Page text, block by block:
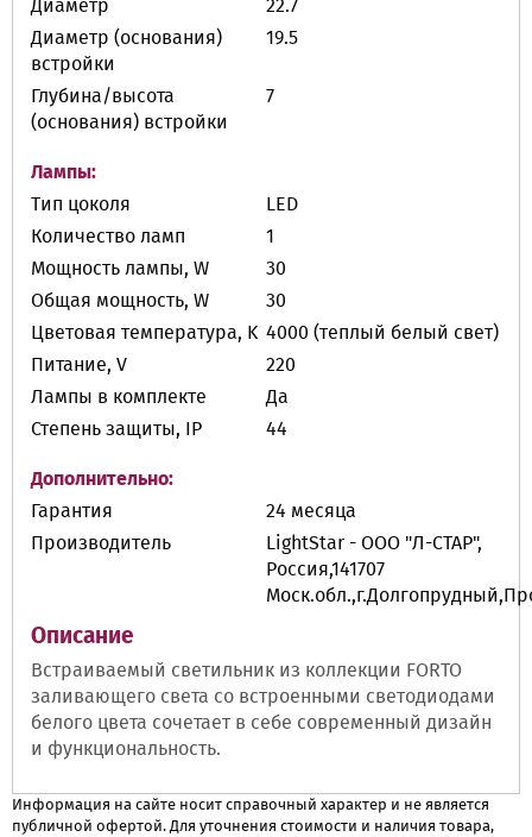
Диаметр
22.7
Диаметр (основания)
встройки
19.5
Глубина/высота
(основания) встройки
7
Лампы:
Тип цоколя
LED
Количество ламп
1
Мощность лампы, W
30
Общая мощность, W
30
Цветовая температура, K 4000 (теплый белый свет)
Питание, V
220
Лампы в комплекте
Да
Степень защиты, IP
44
Дополнительно:
Гарантия
24 месяца
Производитель
LightStar - ООО "Л-СТАР",
Россия,141707
Описание
Встраиваемый светильник из коллекции FORTO
заливающего света со встроенными светодиодами
белого цвета сочетает в себе современный дизайн
и функциональность.
Информация на сайте носит справочный характер и не является
публичной офертой. Для уточнения стоимости и наличия товара,